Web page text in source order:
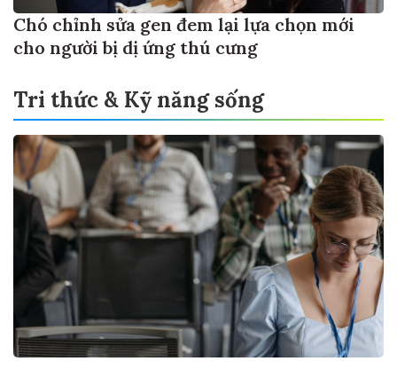
Chó chỉnh sửa gen đem lại lựa chọn mới
cho người bị dị ứng thú cưng
Tri thức & Kỹ năng sống